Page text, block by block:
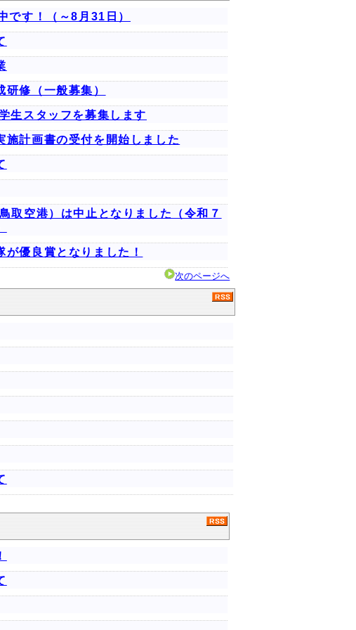
です！（～8月31日）
修（一般募集）
生スタッフを募集します
施計画書の受付を開始しました
取空港）は中止となりました（令和７
優良賞となりました！
次のページへ